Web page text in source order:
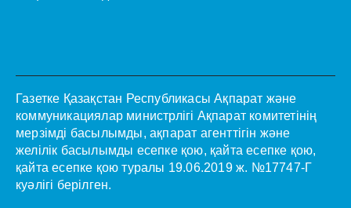
Газетке Қазақстан Республикасы Ақпарат және
коммуникациялар министрлігі Ақпарат комитетінің
мерзімді басылымды, ақпарат агенттігін және
желілік басылымды есепке қою, қайта есепке қою,
қайта есепке қою туралы 19.06.2019 ж. №17747-Г
куәлігі берілген.